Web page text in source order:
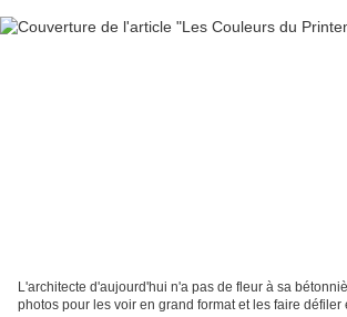
L'architecte d'aujourd'hui n'a pas de fleur à sa
photos pour les voir en grand format et les faire défiler